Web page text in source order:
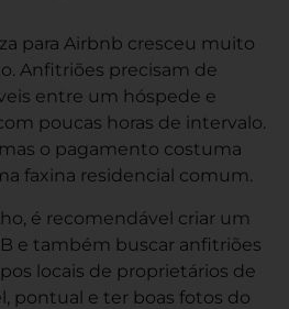
para Airbnb cresceu muito
Anfitriões precisam de
entre um hóspede e
poucas horas de intervalo.
o pagamento costuma
faxina residencial comum.
é recomendável criar um
e também buscar anfitriões
locais de proprietários de
pontual e ter boas fotos do